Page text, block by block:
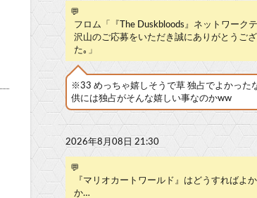
💬
フロム「『The Duskbloods』ネットワーク
沢山のご応募をいただき誠にありがとうご
た｡」
※33 めっちゃ嬉しそうで草 独占でよかった
供には独占がそんな嬉しい事なのかww
2026年8月08日 21:30
💬
『マリオカートワールド』はどうすればよ
か…